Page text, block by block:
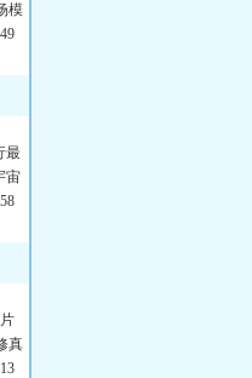
模
最
宙
真